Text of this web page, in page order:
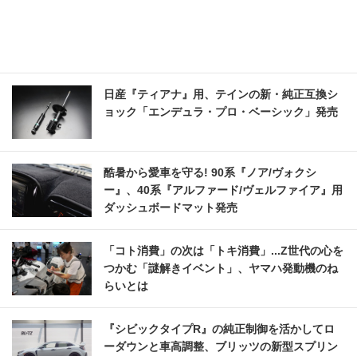
日産『ティアナ』用、テインの新・純正互換シ
ョック「エンデュラ・プロ・ベーシック」発売
酷暑から愛車を守る! 90系『ノア/ヴォクシ
ー』、40系『アルファード/ヴェルファイア』用
ダッシュボードマット発売
「コト消費」の次は「トキ消費」...Z世代の心を
つかむ「謎解きイベント」、ヤマハ発動機のね
らいとは
『シビックタイプR』の純正制御を活かしてロ
ーダウンと車高調整、ブリッツの新型スプリン